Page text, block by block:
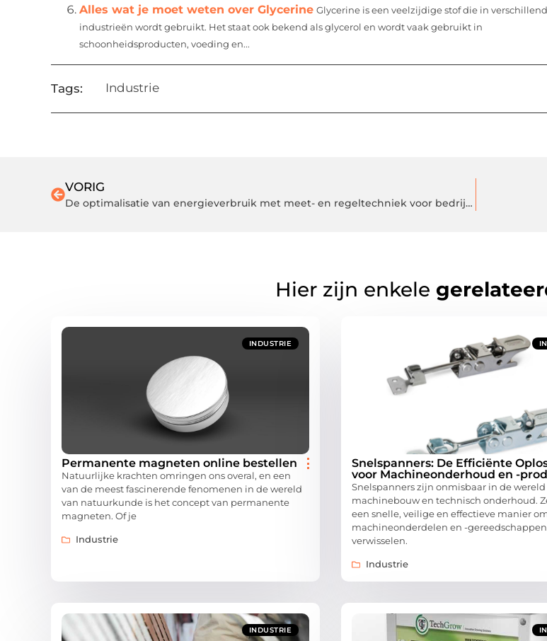
Alles wat je moet weten over Glycerine Glycerine is een veelzijdige stof die in
industrieën wordt gebruikt. Het staat ook bekend als glycerol en wordt vaak gebruikt in
schoonheidsproducten, voeding en...
Tags: Industrie
VORIG
De optimalisatie van energieverbruik met meet- en regeltechniek voor bedrijven
Hier zijn enkele
INDUSTRIE
Permanente magneten online bestellen
Natuurlijke krachten omringen ons overal, en een
van de meest fascinerende fenomenen in de wereld
van natuurkunde is het concept van permanente
magneten. Of je
Industrie
Snelspanners: De Efficiënte
voor Machineonderhoud en -
Snelspanners zijn onmisbaar in de wereld
machinebouw en technisch onderhoud.
een snelle, veilige en effectieve manier
machineonderdelen en -
verwisselen.
Industrie
INDUSTRIE